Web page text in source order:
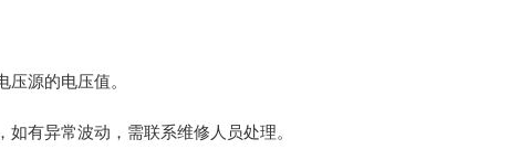
压源的电压值。
如有异常波动，需联系维修人员处理。